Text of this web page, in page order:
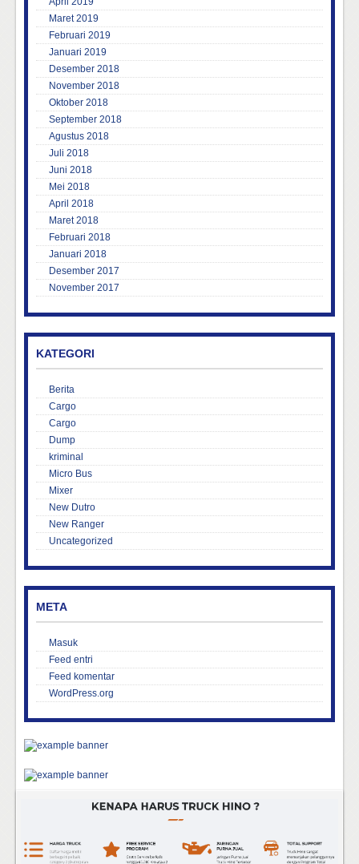
Maret 2019
Februari 2019
Januari 2019
Desember 2018
November 2018
Oktober 2018
September 2018
Agustus 2018
Juli 2018
Juni 2018
Mei 2018
April 2018
Maret 2018
Februari 2018
Januari 2018
Desember 2017
November 2017
KATEGORI
Berita
Cargo
Cargo
Dump
kriminal
Micro Bus
Mixer
New Dutro
New Ranger
Uncategorized
META
Masuk
Feed entri
Feed komentar
WordPress.org